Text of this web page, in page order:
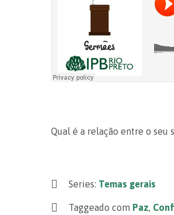
Qual é a relação entre o seu
Series: Temas gerais
Taggeado com Paz,